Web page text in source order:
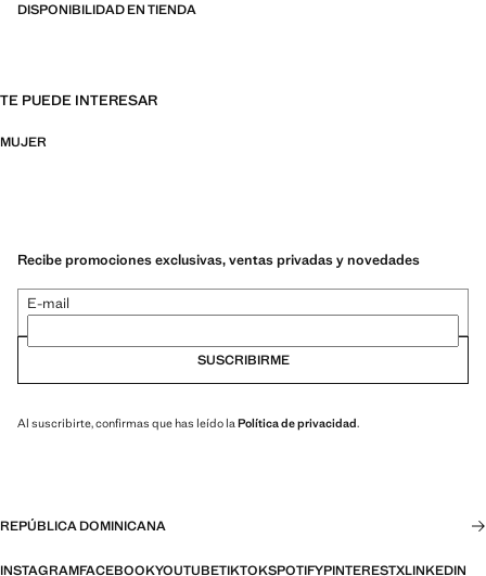
DISPONIBILIDAD EN TIENDA
TE PUEDE INTERESAR
MUJER
Recibe promociones exclusivas, ventas privadas y novedades
E-mail
SUSCRIBIRME
Al suscribirte, confirmas que has leído la Política de privacidad.
REPÚBLICA DOMINICANA
INSTAGRAMFACEBOOKYOUTUBETIKTOKSPOTIFYPINTERESTXLINKEDIN